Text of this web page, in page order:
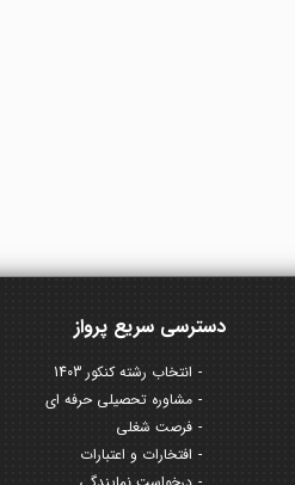
دسترسی سریع پرواز
انتخاب رشته کنکور 1403
مشاوره تحصیلی حرفه ای
فرصت شغلی
افتخارات و اعتبارات